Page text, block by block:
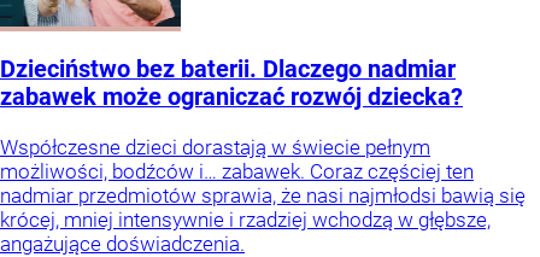
Dzieciństwo bez baterii. Dlaczego nadmiar
zabawek może ograniczać rozwój dziecka?
Współczesne dzieci dorastają w świecie pełnym
możliwości, bodźców i… zabawek. Coraz częściej ten
nadmiar przedmiotów sprawia, że nasi najmłodsi bawią się
krócej, mniej intensywnie i rzadziej wchodzą w głębsze,
angażujące doświadczenia.